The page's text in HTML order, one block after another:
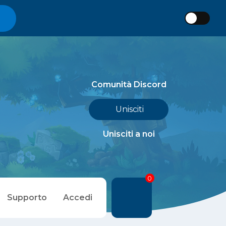
Comunità Discord
Unisciti
Unisciti a noi
Supporto Accedi
0